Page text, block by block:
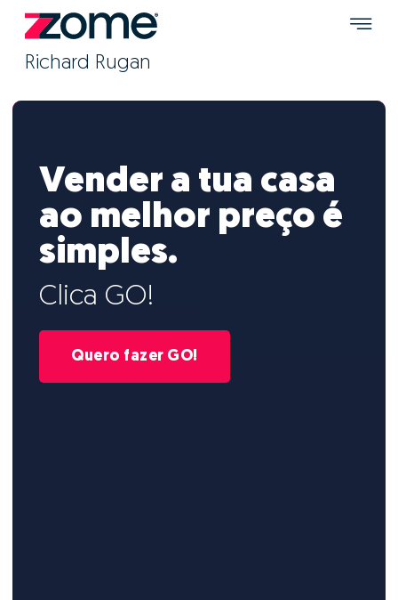
Richard Rugan
Vender a tua casa
ao melhor preço é
simples.
Clica GO!
Quero fazer GO!